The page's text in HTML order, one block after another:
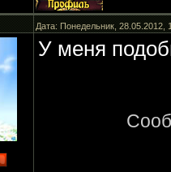
Дата: Понедельник,
У меня